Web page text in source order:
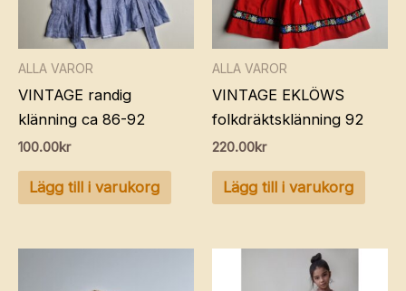
ALLA VAROR
VINTAGE randig
klänning ca 86-92
100.00kr
Lägg till i varukorg
ALLA VAROR
VINTAGE EKLÖWS
folkdräktsklänning 92
220.00kr
Lägg till i varukorg